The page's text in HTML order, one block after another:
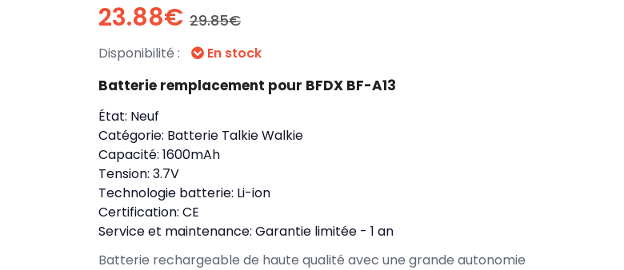
23.88€ 29.85€
Disponibilité : En stock
Batterie remplacement pour BFDX BF-A13
État: Neuf
Catégorie: Batterie Talkie Walkie
Capacité: 1600mAh
Tension: 3.7V
Technologie batterie: Li-ion
Certification: CE
Service et maintenance: Garantie limitée - 1 an
Batterie rechargeable de haute qualité avec une grande autonomie